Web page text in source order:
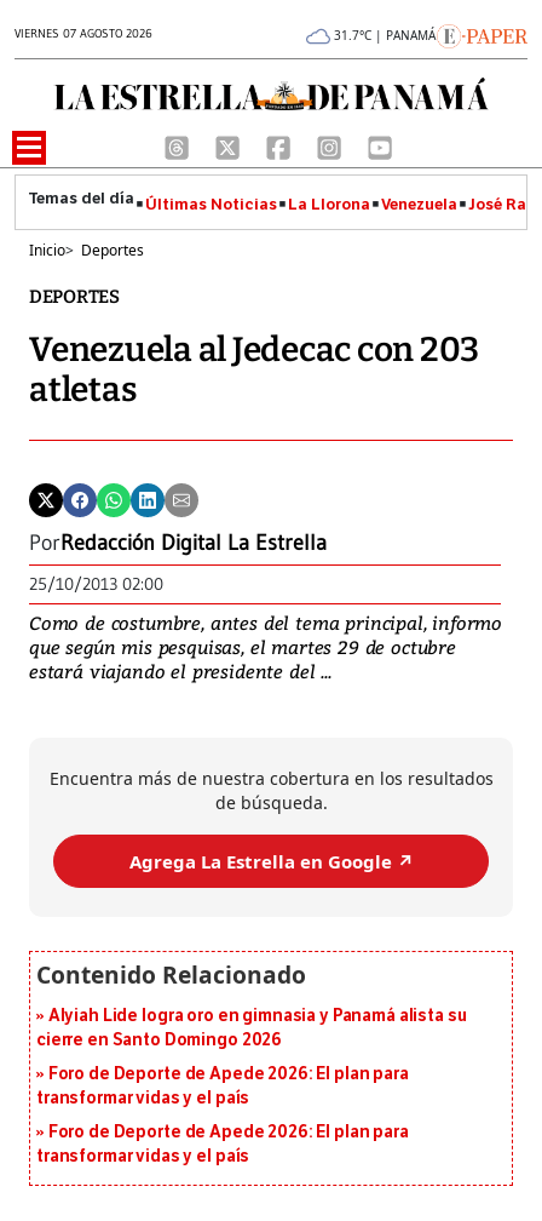
VIERNES 07 AGOSTO 2026 31.7°C | PANAMÁ
Últimas Noticias La Llorona Venezuela José
Inicio> Deportes
DEPORTES
Venezuela al Jedecac con 203
atletas
PorRedacción Digital La Estrella
25/10/2013 02:00
Como de costumbre, antes del tema principal, informo
que según mis pesquisas, el martes 29 de octubre
estará viajando el presidente del ...
Encuentra más de nuestra cobertura en los resultados
de búsqueda.
Agrega La Estrella en Google ↗️
Alyiah Lide logra oro en gimnasia y Panamá alista su
cierre en Santo Domingo 2026
Foro de Deporte de Apede 2026: El plan para
transformar vidas y el país
Foro de Deporte de Apede 2026: El plan para
transformar vidas y el país